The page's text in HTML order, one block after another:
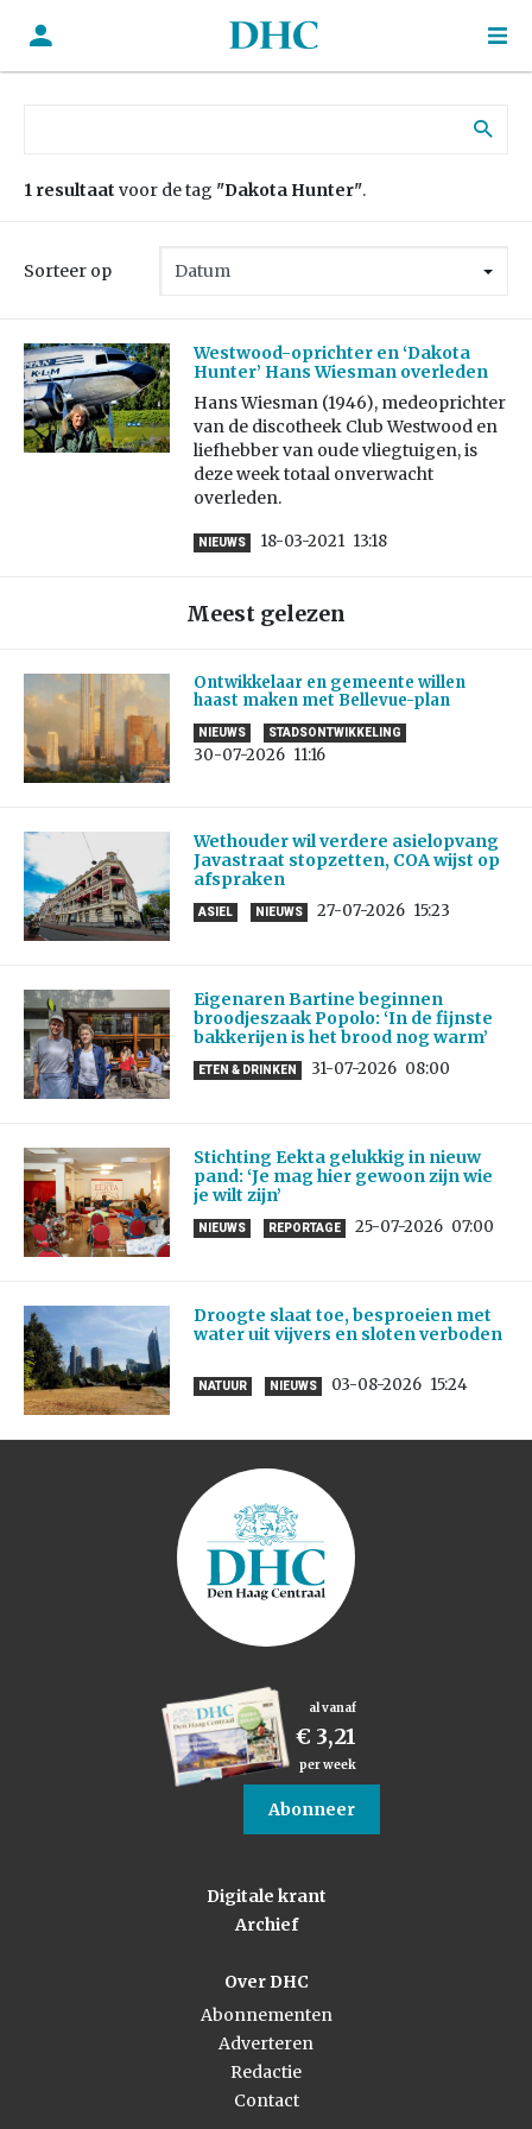
1 resultaat voor de tag "Dakota Hunter".
Sorteer op
Westwood-oprichter en ‘Dakota
Hunter’ Hans Wiesman overleden
Hans Wiesman (1946), medeoprichter
van de discotheek Club Westwood en
liefhebber van oude vliegtuigen, is
deze week totaal onverwacht
overleden.
NIEUWS 18-03-2021 13:18
Meest gelezen
Ontwikkelaar en gemeente willen
haast maken met Bellevue-plan
NIEUWS STADSONTWIKKELING
30-07-2026 11:16
Wethouder wil verdere asielopvang
Javastraat stopzetten, COA wijst op
afspraken
ASIEL NIEUWS 27-07-2026 15:23
Eigenaren Bartine beginnen
broodjeszaak Popolo: ‘In de fijnste
bakkerijen is het brood nog warm’
ETEN & DRINKEN 31-07-2026 08:00
Stichting Eekta gelukkig in nieuw
pand: ‘Je mag hier gewoon zijn wie
je wilt zijn’
NIEUWS REPORTAGE 25-07-2026 07:00
Droogte slaat toe, besproeien met
water uit vijvers en sloten verboden
NATUUR NIEUWS 03-08-2026 15:24
al vanaf
€ 3,21
per week
Abonneer
Digitale krant
Archief
Over DHC
Abonnementen
Adverteren
Redactie
Contact